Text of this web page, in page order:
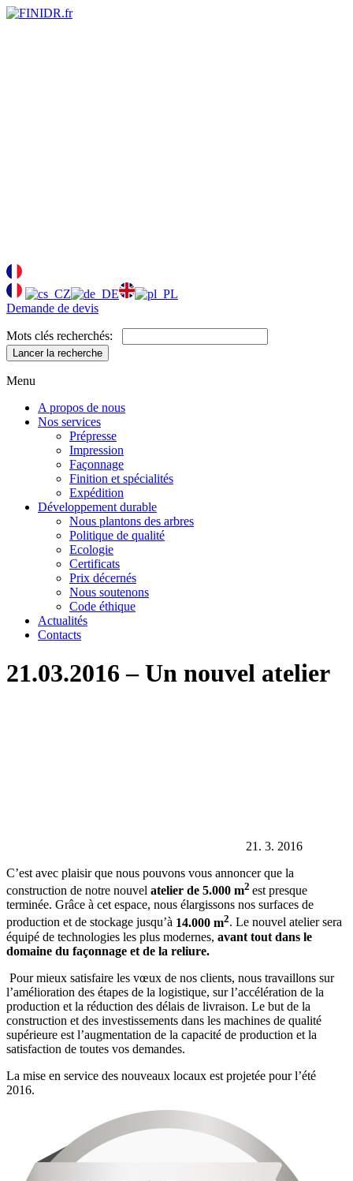
Demande de devis
Mots clés recherchés:
Lancer la recherche
Menu
A propos de nous
Nos services
Prépresse
Impression
Façonnage
Finition et spécialités
Expédition
Développement durable
Nous plantons des arbres
Politique de qualité
Ecologie
Certificats
Prix décernés
Nous soutenons
Code éthique
Actualités
Contacts
21.03.2016 – Un nouvel atelier
21. 3. 2016
C’est avec plaisir que nous pouvons vous annoncer que la
construction de notre nouvel atelier de 5.000 m2 est presque
terminée. Grâce à cet espace, nous élargissons nos surfaces de
production et de stockage jusqu’à 14.000 m2. Le nouvel atelier sera
équipé de technologies les plus modernes, avant tout dans le
domaine du façonnage et de la reliure.
Pour mieux satisfaire les vœux de nos clients, nous travaillons sur
l’amélioration des étapes de la logistique, sur l’accélération de la
production et la réduction des délais de livraison. Le but de la
construction et des investissements dans les machines de qualité
supérieure est l’augmentation de la capacité de production et la
satisfaction de toutes vos demandes.
La mise en service des nouveaux locaux est projetée pour l’été
2016.